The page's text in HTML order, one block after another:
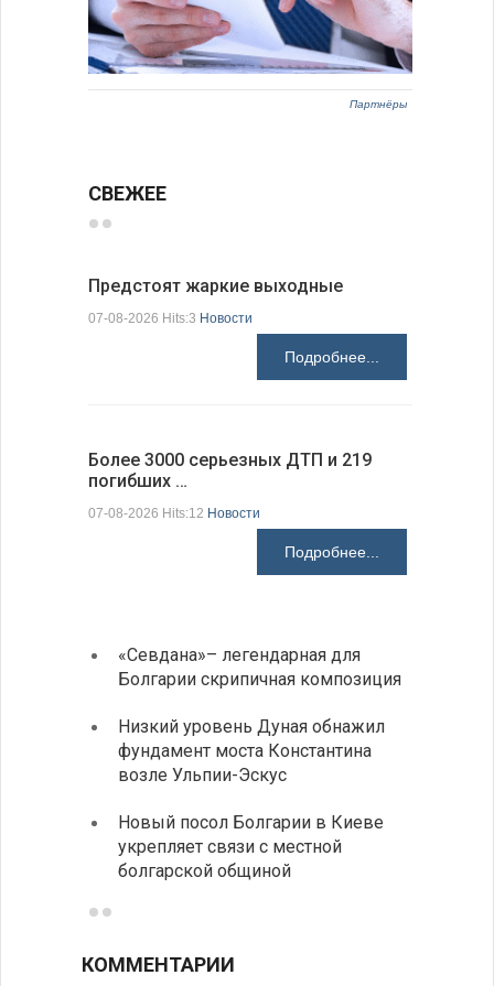
Партнёры
СВЕЖЕЕ
Предстоят жаркие выходные
07-08-2026 Hits:3 Новости
Подробнее...
Более 3000 серьезных ДТП и 219
погибших …
07-08-2026 Hits:12 Новости
Подробнее...
«Севдана»– легендарная для
Болгарии скрипичная композиция
Низкий уровень Дуная обнажил
фундамент моста Константина
возле Ульпии-Эскус
Новый посол Болгарии в Киеве
укрепляет связи с местной
болгарской общиной
КОММЕНТАРИИ